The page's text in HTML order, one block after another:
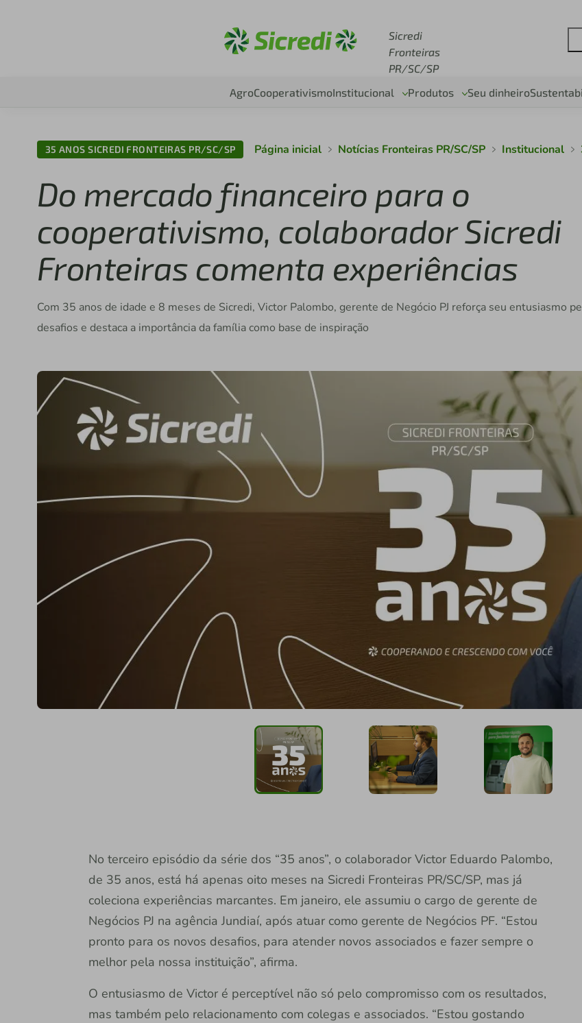
Sicredi
Fronteiras
PR/SC/SP
AgroCooperativismoInstitucional Produtos Seu dinheiro
35 ANOS SICREDI FRONTEIRAS PR/SC/SP Página inicial Notícias Fronteiras PR/SC/SP Institucional
Do mercado financeiro para o
cooperativismo, colaborador Sicredi
Fronteiras comenta experiências
Com 35 anos de idade e 8 meses de Sicredi, Victor Palombo, gerente de Negócio PJ reforça seu entusiasmo
desafios e destaca a importância da família como base de inspiração
No terceiro episódio da série dos “35 anos”, o colaborador Victor Eduardo Palombo,
de 35 anos, está há apenas oito meses na Sicredi Fronteiras PR/SC/SP, mas já
coleciona experiências marcantes. Em janeiro, ele assumiu o cargo de gerente de
Negócios PJ na agência Jundiaí, após atuar como gerente de Negócios PF. “Estou
pronto para os novos desafios, para atender novos associados e fazer sempre o
melhor pela nossa instituição”, afirma.
O entusiasmo de Victor é perceptível não só pelo compromisso com os resultados,
mas também pelo relacionamento com colegas e associados. “Estou gostando